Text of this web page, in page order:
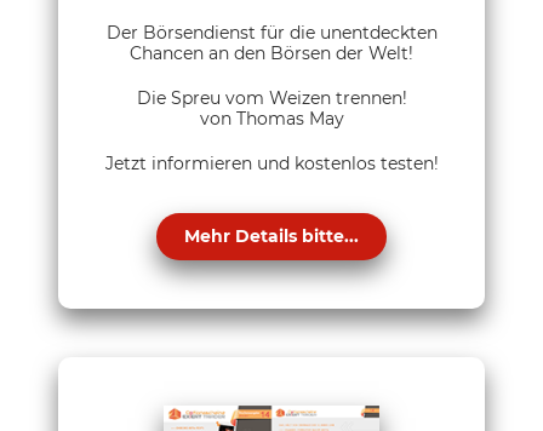
Der Börsendienst für die unentdeckten
Chancen an den Börsen der Welt!
Die Spreu vom Weizen trennen!
von Thomas May
Jetzt informieren und kostenlos testen!
Mehr Details bitte...